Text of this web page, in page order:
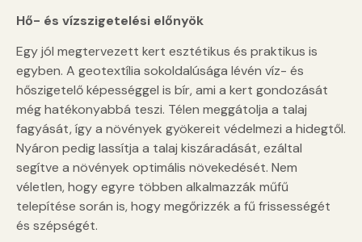
Hő- és vízszigetelési előnyök
Egy jól megtervezett kert esztétikus és praktikus is
egyben. A geotextília sokoldalúsága lévén víz- és
hőszigetelő képességgel is bír, ami a kert gondozását
még hatékonyabbá teszi. Télen meggátolja a talaj
fagyását, így a növények gyökereit védelmezi a hidegtől.
Nyáron pedig lassítja a talaj kiszáradását, ezáltal
segítve a növények optimális növekedését. Nem
véletlen, hogy egyre többen alkalmazzák műfű
telepítése során is, hogy megőrizzék a fű frissességét
és szépségét.